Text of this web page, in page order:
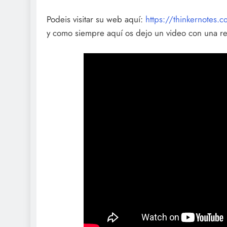
Podeis visitar su web aquí: https://
y como siempre aquí os dejo un video con una